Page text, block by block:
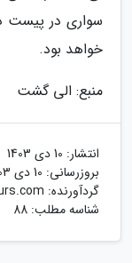
سواری در پیست
خواهد بود.
منبع: الی گشت
انتشار: 10 دی 1403
بروزرسانی: 10 دی 1403
گردآورنده:
شناسه مطلب: 88